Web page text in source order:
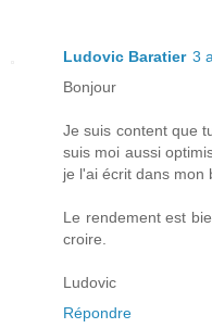
Ludovic Baratier 3
Bonjour
Je suis content que
suis moi aussi
je l'ai écrit dans mon
Le rendement est
croire.
Ludovic
Répondre